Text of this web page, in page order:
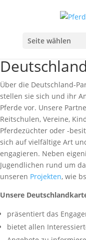
Seite wählen
Über die Deutschland-
stellen sie sich und ihr
Pferde vor. Unsere
Reitschulen, Vereine,
Pferdezüchter oder -
sich auf vielfältige Art
engagieren. Neben
Jugendlichen rund um
unseren Projekten, wie
Unsere
präsentiert das
bietet allen